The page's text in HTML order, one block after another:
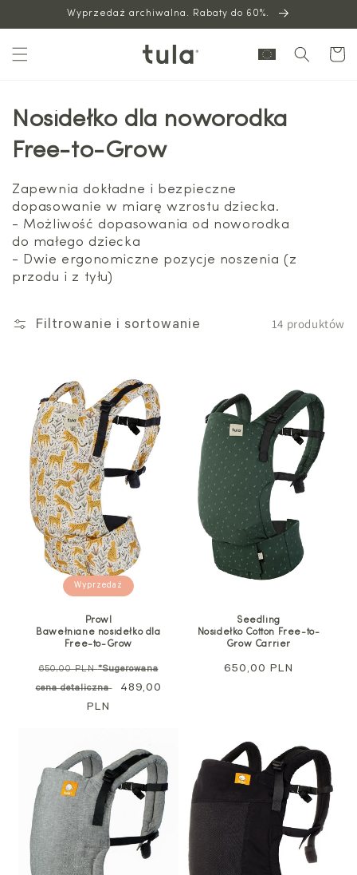
Wyprzedaż archiwalna. Rabaty do 60%.
Wózek
Nosidełko dla noworodka
Free-to-Grow
Zapewnia dokładne i bezpieczne
dopasowanie w miarę wzrostu dziecka.
- Możliwość dopasowania od noworodka
do małego dziecka
- Dwie ergonomiczne pozycje noszenia (z
przodu i z tyłu)
Filtrowanie i sortowanie 14 produktów
Wyprzedaż
Prowl
Bawełniane nosidełko dla
Free-to-Grow
Cena
regularna
650,00 PLN*Sugerowana
cena detaliczna
Cena
489,00
PLN
Seedling
Nosidełko Cotton Free-to-
Grow Carrier
Cena
650,00 PLN